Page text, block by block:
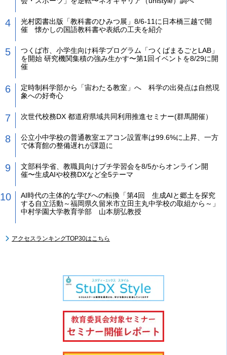
光村図書出版「教科書のひみつ展」8/6-11に日本橋三越で開
催 懐かしの国語教科書や表紙の工夫を紹介
つくば市、小学生向け科学プログラム「つくばまるごとLAB」
を開始 研究機関集積の強み生かす〜第1回イベントを8/29に開
催
定時制科学部から「宙わたる教室」へ 科学の出発点は自然現
象への好奇心
次世代校務DX 都道府県域共同利用推進セミナー(群馬開催）
公立小中学校の普通教室エアコン設置率は99.6%に上昇、一方
で体育館の整備遅れが課題に
文部科学省、教職員向けプチ学習会を8/5からオンライン開
催〜生成AIや校務DXなど全5テーマ
AI時代の主体的な学びへの転換「第4回 生成AIと郷土を探究
する自立活動～福岡県久留米市立田主丸中学校の取組から～」
中村学園大学教育学部 山本朋弘教授
アクセスランキングTOP30はこちら